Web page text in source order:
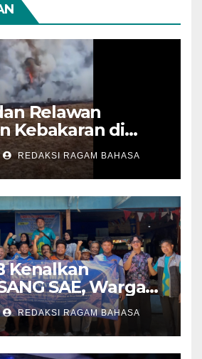
Relawan
Kebakaran di
REDAKSI RAGAM BAHASA
Kenalkan
SAE, Warga
Diajak
Jadi Bernilai
REDAKSI RAGAM BAHASA